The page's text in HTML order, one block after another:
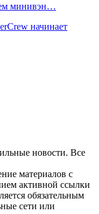
минивэн…
начинает
новости. Все
материалов с
активной ссылки
обязательным
сети или